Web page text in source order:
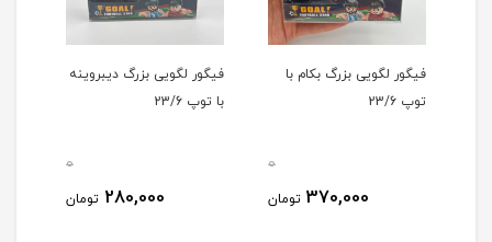
فیگور لگویی بزرگ بکام با
توپ 23/6
0
370,000 تومان
فیگور لگویی بزرگ دیبروینه
با توپ 23/6
0
280,000 تومان